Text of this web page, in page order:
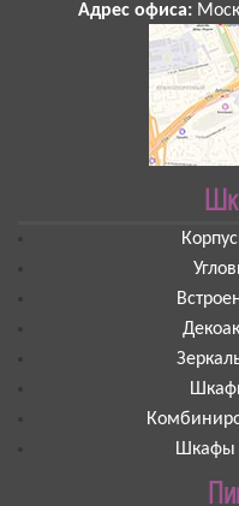
Адрес офиса:
Шкафы